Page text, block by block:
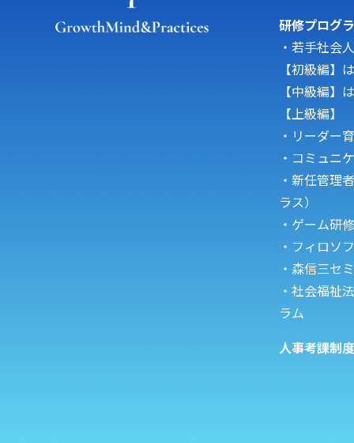
研修プログ
・若手社会
【初級編】
【中級編】
【上級編】
・リーダー
・コミュニ
・新任管理
ラス）
・ ゲーム研修
・フィロソ
・森信三セ
・ 社会福祉
ラム
人事考課制